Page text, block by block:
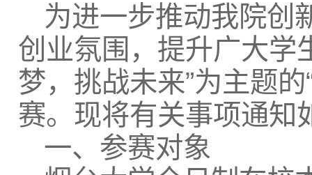
为进一步推动我院创
创业氛围，提升广大学
梦，挑战未来”为主题
赛。现将有关事项通知
一、参赛对象